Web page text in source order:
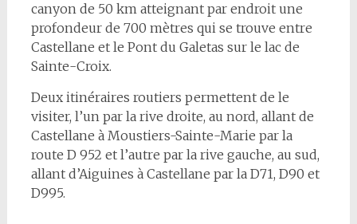
canyon de 50 km atteignant par endroit une
profondeur de 700 mètres qui se trouve entre
Castellane et le Pont du Galetas sur le lac de
Sainte-Croix.
Deux itinéraires routiers permettent de le
visiter, l’un par la rive droite, au nord, allant de
Castellane à Moustiers-Sainte-Marie par la
route D 952 et l’autre par la rive gauche, au sud,
allant d’Aiguines à Castellane par la D71, D90 et
D995.